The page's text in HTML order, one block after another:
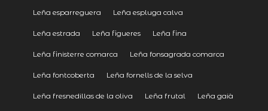
Leña esparreguera Leña espluga calva
Leña estrada Leña figueres Leña fina
Leña finisterre comarca Leña fonsagrada comarca
Leña fontcoberta Leña fornells de la selva
Leña fresnedillas de la oliva Leña frutal Leña gaià